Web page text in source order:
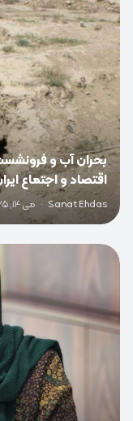
بحران آب و
اقتصاد و اجتماع
Sanat Ehdas
· می 14, 2025